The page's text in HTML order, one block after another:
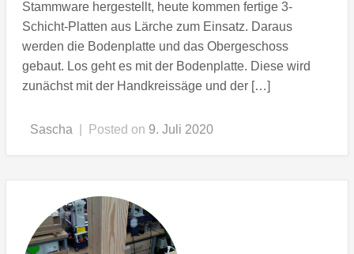
Stammware hergestellt, heute kommen fertige 3-
Schicht-Platten aus Lärche zum Einsatz. Daraus
werden die Bodenplatte und das Obergeschoss
gebaut. Los geht es mit der Bodenplatte. Diese wird
zunächst mit der Handkreissäge und der […]
Sascha Posted on 9. Juli 2020